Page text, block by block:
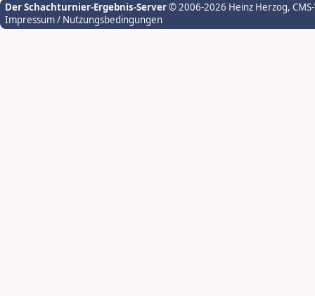
Der Schachturnier-Ergebnis-Server© 2006-2026 Heinz Herzog,
Impressum / Nutzungsbedingungen